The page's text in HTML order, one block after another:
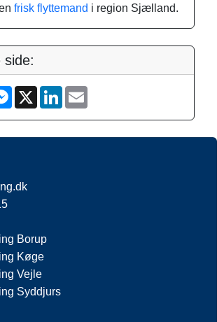
frisk flyttemand i region Sjælland.
side:
M
e
X
L
e
l
Borup
Køge
Vejle
Syddjurs